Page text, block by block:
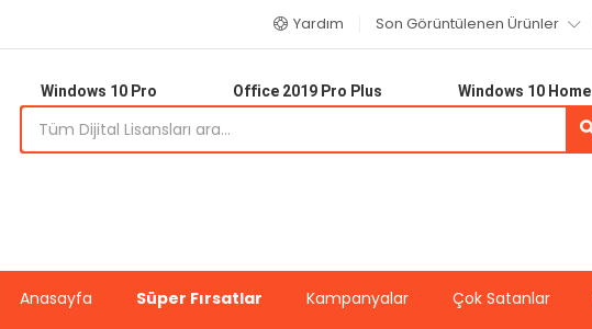
Yardım Son Görüntülenen Ürünler
Windows 10 Pro Office 2019 Pro Plus Windows 10 Home
Anasayfa Süper Fırsatlar Kampanyalar Çok Satanlar